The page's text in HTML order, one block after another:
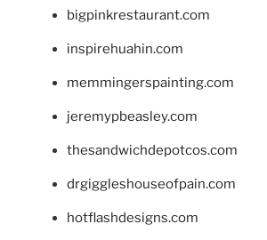
bigpinkrestaurant.com
inspirehuahin.com
memmingerspainting.com
jeremypbeasley.com
thesandwichdepotcos.com
drgiggleshouseofpain.com
hotflashdesigns.com